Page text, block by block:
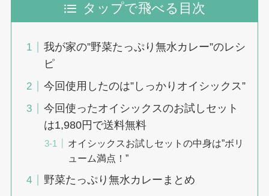
タップで飛べる目次
我が家の”野菜たっぷり無水カレー”のレシ
ピ
今回使用したのは”しっかりオイシックス”
今回使ったオイシックスのお試しセット
は1,980円で送料無料
オイシックスお試しセットの中身は”ボリ
ューム満点！”
野菜たっぷり無水カレーまとめ